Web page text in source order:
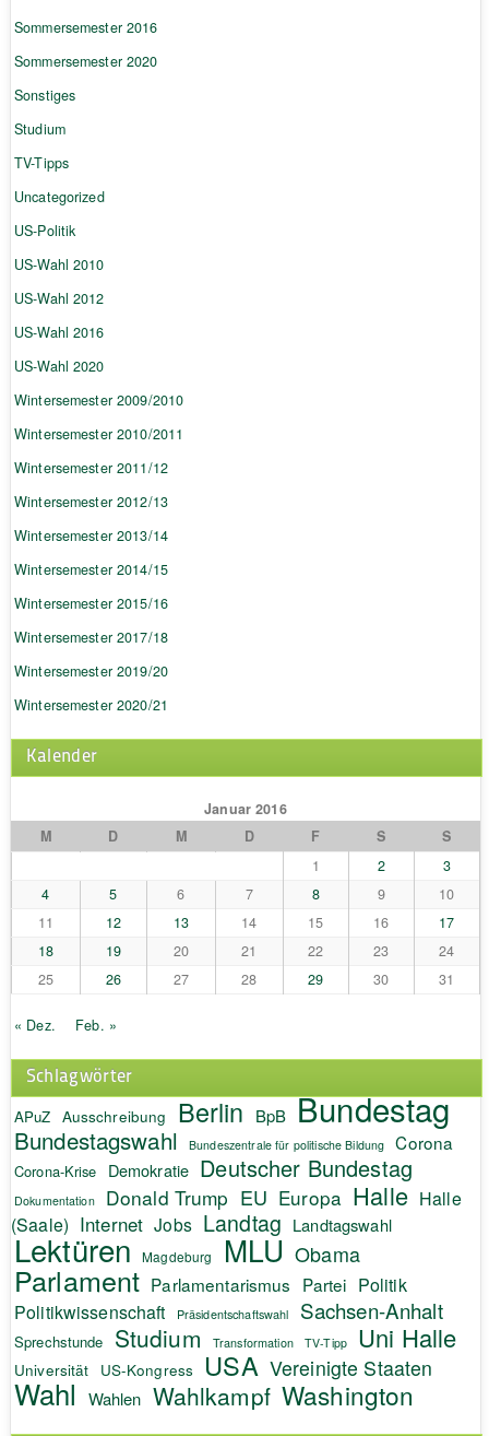
Sommersemester 2016
Sommersemester 2020
Sonstiges
Studium
TV-Tipps
Uncategorized
US-Politik
US-Wahl 2010
US-Wahl 2012
US-Wahl 2016
US-Wahl 2020
Wintersemester 2009/2010
Wintersemester 2010/2011
Wintersemester 2011/12
Wintersemester 2012/13
Wintersemester 2013/14
Wintersemester 2014/15
Wintersemester 2015/16
Wintersemester 2017/18
Wintersemester 2019/20
Wintersemester 2020/21
Kalender
Januar 2016
M
D M D F S
S
1
2
3
4
5 6 7 8 9
10
11
12 13 14 15 16
17
18
19 20 21 22 23
24
25
26 27 28 29 30 31
« Dez. Feb. »
Schlagwörter
APuZ Ausschreibung Berlin BpB Bundestag
Bundestagswahl Bundeszentrale für politische Bildung Corona
Corona-Krise Demokratie Deutscher Bundestag
Dokumentation Donald Trump EU Europa Halle Halle
(Saale) Internet Jobs Landtag Landtagswahl
Lektüren Magdeburg MLU Obama
Parlament Parlamentarismus Partei Politik
Politikwissenschaft Präsidentschaftswahl Sachsen-Anhalt
Sprechstunde Studium Transformation TV-Tipp Uni Halle
Universität US-Kongress USA Vereinigte Staaten
Wahl Wahlen Wahlkampf Washington